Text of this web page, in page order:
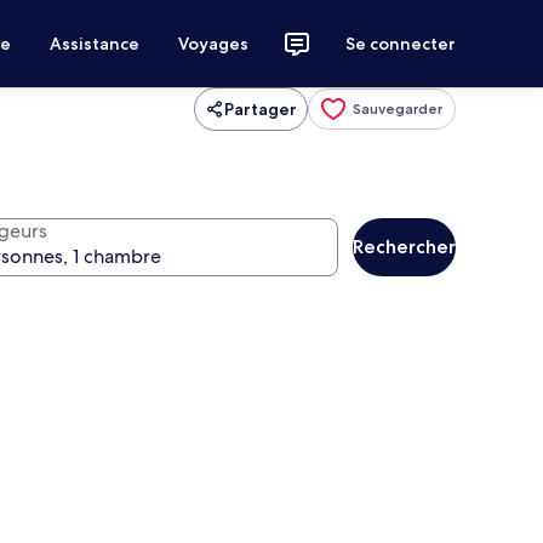
Assistance Voyages Se connecter
Partager Sauvegarder
Rechercher